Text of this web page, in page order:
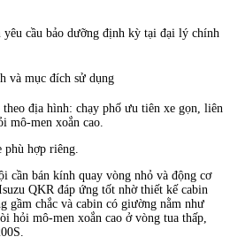
yêu cầu bảo dưỡng định kỳ tại đại lý chính
và mục đích sử dụng
theo địa hình: chạy phố ưu tiên xe gọn, liên
mô-men xoắn cao.
phù hợp riêng.
cần bán kính quay vòng nhỏ và động cơ
QKR đáp ứng tốt nhờ thiết kế cabin
gầm chắc và cabin có giường nằm như
hỏi mô-men xoắn cao ở vòng tua thấp,